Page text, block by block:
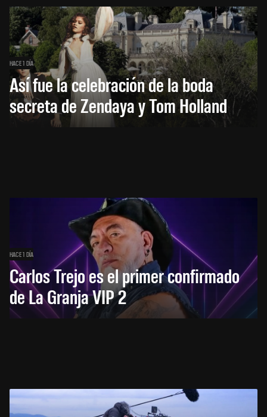
HACE 1 DÍA
Así fue la celebración de la boda
secreta de Zendaya y Tom Holland
HACE 1 DÍA
Carlos Trejo es el primer confirmado
de La Granja VIP 2